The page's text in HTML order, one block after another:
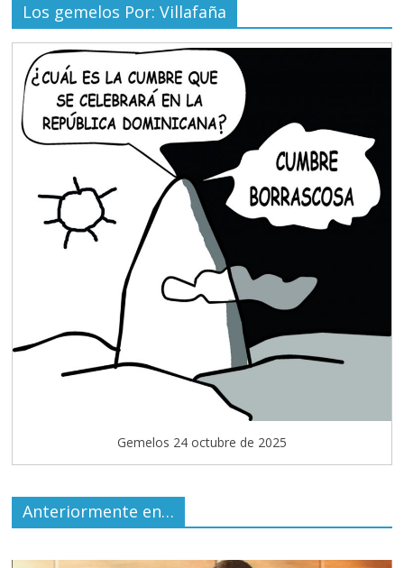
Los gemelos Por: Villafaña
Gemelos 24 octubre de 2025
Anteriormente en…